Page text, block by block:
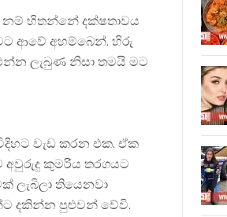
හිතන්නේ දක්ෂතාවය
ආවේ අහම්බෙන්. හිරු
ලැබුණ නිසා තමයි මට
වැඩ කරන එක. ඒක
කුමරිය තරගයට
ලැබිලා තියෙනවා
දකින්න පුළුවන් වේවි.